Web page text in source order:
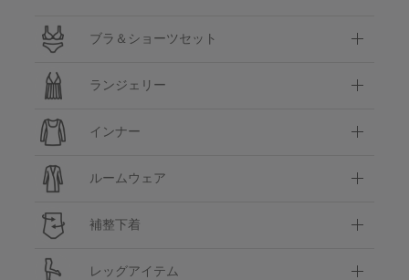
ブラ＆ショーツセット
ランジェリー
インナー
ルームウェア
補整下着
レッグアイテム